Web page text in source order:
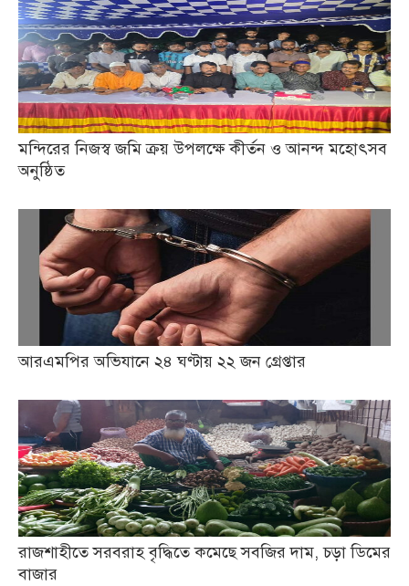
মন্দিরের নিজস্ব জমি ক্রয় উপলক্ষে কীর্তন ও আনন্দ মহোৎসব
অনুষ্ঠিত
আরএমপির অভিযানে ২৪ ঘণ্টায় ২২ জন গ্রেপ্তার
রাজশাহীতে সরবরাহ বৃদ্ধিতে কমেছে সবজির দাম, চড়া ডিমের
বাজার